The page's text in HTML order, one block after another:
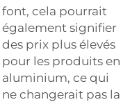
font, cela pourrait
également signifier
des prix plus élevés
pour les produits en
aluminium, ce qui
ne changerait pas la